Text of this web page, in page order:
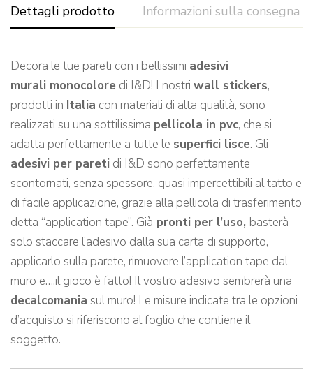
Dettagli prodotto Informazioni sulla consegna
Decora le tue pareti con i bellissimi adesivi
murali monocolore di I&D! I nostri wall stickers,
prodotti in Italia con materiali di alta qualità, sono
realizzati su una sottilissima pellicola in pvc, che si
adatta perfettamente a tutte le superfici lisce. Gli
adesivi per pareti di I&D sono perfettamente
scontornati, senza spessore, quasi impercettibili al tatto e
di facile applicazione, grazie alla pellicola di trasferimento
detta “application tape”. Già pronti per l’uso, basterà
solo staccare l’adesivo dalla sua carta di supporto,
applicarlo sulla parete, rimuovere l’application tape dal
muro e….il gioco è fatto! Il vostro adesivo sembrerà una
decalcomania sul muro! Le misure indicate tra le opzioni
d’acquisto si riferiscono al foglio che contiene il
soggetto.